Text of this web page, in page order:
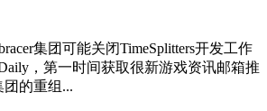
集团可能关闭TimeSplitters开发工作
，第一时间获取很新游戏资讯邮箱推
团的重组...